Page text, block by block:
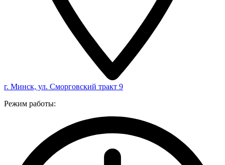
г. Минск, ул. Сморговский тракт 9
Режим работы: